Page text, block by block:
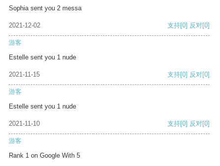
Sophia sent you 2 messa
2021-12-02 支持[0] 反对[0]
游客
Estelle sent you 1 nude
2021-11-15 支持[0] 反对[0]
游客
Estelle sent you 1 nude
2021-11-10 支持[0] 反对[0]
游客
Rank 1 on Google With 5